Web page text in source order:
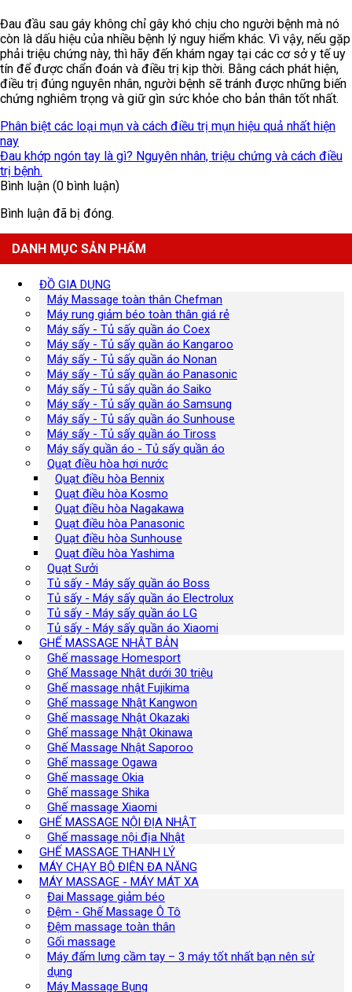
Đau đầu sau gáy không chỉ gây khó chịu cho người bệnh mà nó
còn là dấu hiệu của nhiều bệnh lý nguy hiểm khác. Vì vậy, nếu gặp
phải triệu chứng này, thì hãy đến khám ngay tại các cơ sở y tế uy
tín để được chẩn đoán và điều trị kịp thời. Bằng cách phát hiện,
điều trị đúng nguyên nhân, người bệnh sẽ tránh được những biến
chứng nghiêm trọng và giữ gìn sức khỏe cho bản thân tốt nhất.
Phân biệt các loại mụn và cách điều trị mụn hiệu quả nhất hiện
nay
Đau khớp ngón tay là gì? Nguyên nhân, triệu chứng và cách điều
trị bệnh.
Bình luận (0 bình luận)
Bình luận đã bị đóng.
DANH MỤC SẢN PHẨM
ĐỒ GIA DỤNG
Máy Massage toàn thân Chefman
Máy rung giảm béo toàn thân giá rẻ
Máy sấy - Tủ sấy quần áo Coex
Máy sấy - Tủ sấy quần áo Kangaroo
Máy sấy - Tủ sấy quần áo Nonan
Máy sấy - Tủ sấy quần áo Panasonic
Máy sấy - Tủ sấy quần áo Saiko
Máy sấy - Tủ sấy quần áo Samsung
Máy sấy - Tủ sấy quần áo Sunhouse
Máy sấy - Tủ sấy quần áo Tiross
Máy sấy quần áo - Tủ sấy quần áo
Quạt điều hòa hơi nước
Quạt điều hòa Bennix
Quạt điều hòa Kosmo
Quạt điều hòa Nagakawa
Quạt điều hòa Panasonic
Quạt điều hòa Sunhouse
Quạt điều hòa Yashima
Quạt Sưởi
Tủ sấy - Máy sấy quần áo Boss
Tủ sấy - Máy sấy quần áo Electrolux
Tủ sấy - Máy sấy quần áo LG
Tủ sấy - Máy sấy quần áo Xiaomi
GHẾ MASSAGE NHẬT BẢN
Ghế massage Homesport
Ghế Massage Nhật dưới 30 triệu
Ghế massage nhật Fujikima
Ghế massage Nhật Kangwon
Ghế massage Nhật Okazaki
Ghế massage Nhật Okinawa
Ghế Massage Nhật Saporoo
Ghế massage Ogawa
Ghế massage Okia
Ghế massage Shika
Ghế massage Xiaomi
GHẾ MASSAGE NỘI ĐỊA NHẬT
Ghế massage nội địa Nhật
GHẾ MASSAGE THANH LÝ
MÁY CHẠY BỘ ĐIỆN ĐA NĂNG
MÁY MASSAGE - MÁY MÁT XA
Đai Massage giảm béo
Đệm - Ghế Massage Ô Tô
Đệm massage toàn thân
Gối massage
Máy đấm lưng cầm tay – 3 máy tốt nhất bạn nên sử
dụng
Máy Massage Bụng